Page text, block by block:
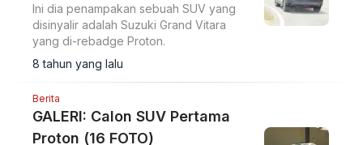
Ini dia penampakan sebuah SUV yang
disinyalir adalah Suzuki Grand Vitara
yang di-rebadge Proton.
8 tahun yang lalu
Berita
GALERI: Calon SUV Pertama
Proton (16 FOTO)